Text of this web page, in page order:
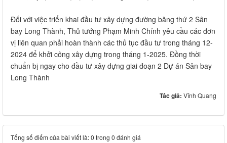
Đối với việc triển khai đầu tư xây dựng đường băng thứ 2 Sân
bay Long Thành, Thủ tướng Phạm Minh Chính yêu cầu các đơn
vị liên quan phải hoàn thành các thủ tục đầu tư trong tháng 12-
2024 để khởi công xây dựng trong tháng 1-2025. Đồng thời
chuẩn bị ngay cho đầu tư xây dựng giai đoạn 2 Dự án Sân bay
Long Thành
Tác giả: Vĩnh Quang
Tổng số điểm của bài viết là: 0 trong 0 đánh giá